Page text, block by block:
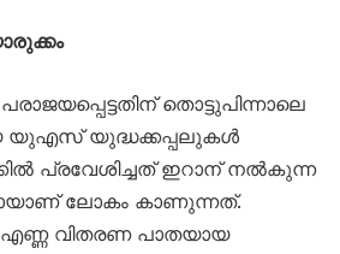
തൊട്ടുപിന്നാലെ
യുഎസ് യുദ്ധക്കപ്പലുകൾ
പ്രവേശിച്ചത് ഇറാന് നൽകുന്ന
ലോകം കാണുന്നത്.
വിതരണ പാതയായ